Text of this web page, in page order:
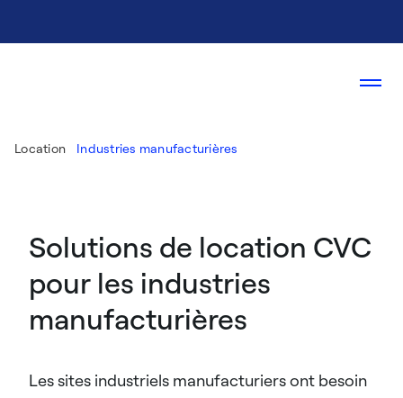
Location Industries manufacturières
Solutions de location CVC
pour les industries
manufacturières​
Les sites industriels manufacturiers ont besoin